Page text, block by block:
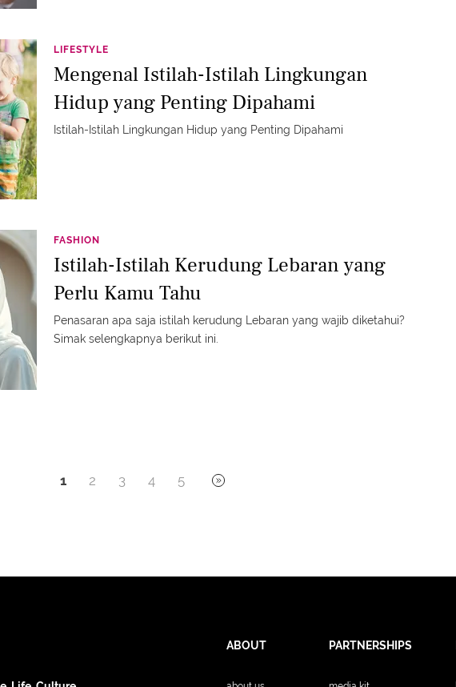
LIFESTYLE
Mengenal Istilah-Istilah Lingkungan
Hidup yang Penting Dipahami
Istilah-Istilah Lingkungan Hidup yang Penting Dipahami
FASHION
Istilah-Istilah Kerudung Lebaran yang
Perlu Kamu Tahu
Penasaran apa saja istilah kerudung Lebaran yang wajib diketahui?
Simak selengkapnya berikut ini.
1 2 3 4 5
ABOUT PARTNERSHIPS